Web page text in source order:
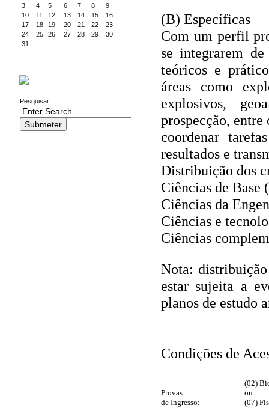
3
4 5 6 7 8
9
10
11 12 13 14 15
16
17
18 19 20 21 22
23
24
25 26 27 28 29
30
31
Pesquisar:
(B) Específicas
Com um perfil
se integrarem
teóricos e
áreas como
explosivos,
prospecção,
coordenar
resultados e
Distribuição dos
Ciências de
Ciências da
Ciências e
Ciências
Nota: distribuição
estar sujeita a
planos de estudo
Condições de
Provas
de Ingresso:
(02)
ou
(07)